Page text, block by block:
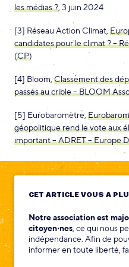
les médias ? , 3 juin 2024
[3] Réseau Action Climat,
candidates pour le climat ? –
(CP)
[4] Bloom, Classement des
passés au crible – BLOOM
[5] Eurobaromètre,
géopolitique rend le vote aux
important – ADRET – Europe
CET ARTICLE VOUS A
Notre association est
citoyen‧nes , ce qui nous
indépendance. Afin de
informer en toute liberté,